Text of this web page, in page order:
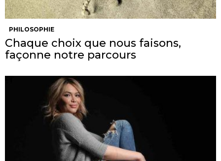
PHILOSOPHIE
Chaque choix que nous faisons,
façonne notre parcours